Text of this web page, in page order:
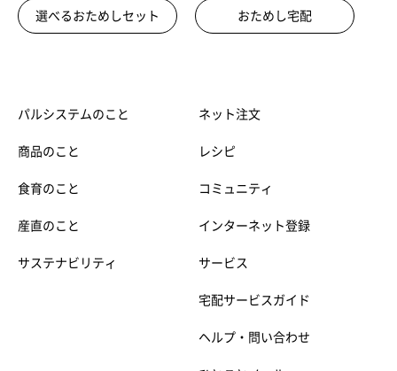
選べるおためしセット おためし宅配
パルシステムのこと
商品のこと
食育のこと
産直のこと
サステナビリティ
ネット注文
レシピ
コミュニティ
インターネット登録
サービス
宅配サービスガイド
ヘルプ・問い合わせ